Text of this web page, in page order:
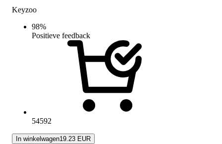
Keyzoo
98%
Positieve feedback
54592
In winkelwagen19.23 EUR